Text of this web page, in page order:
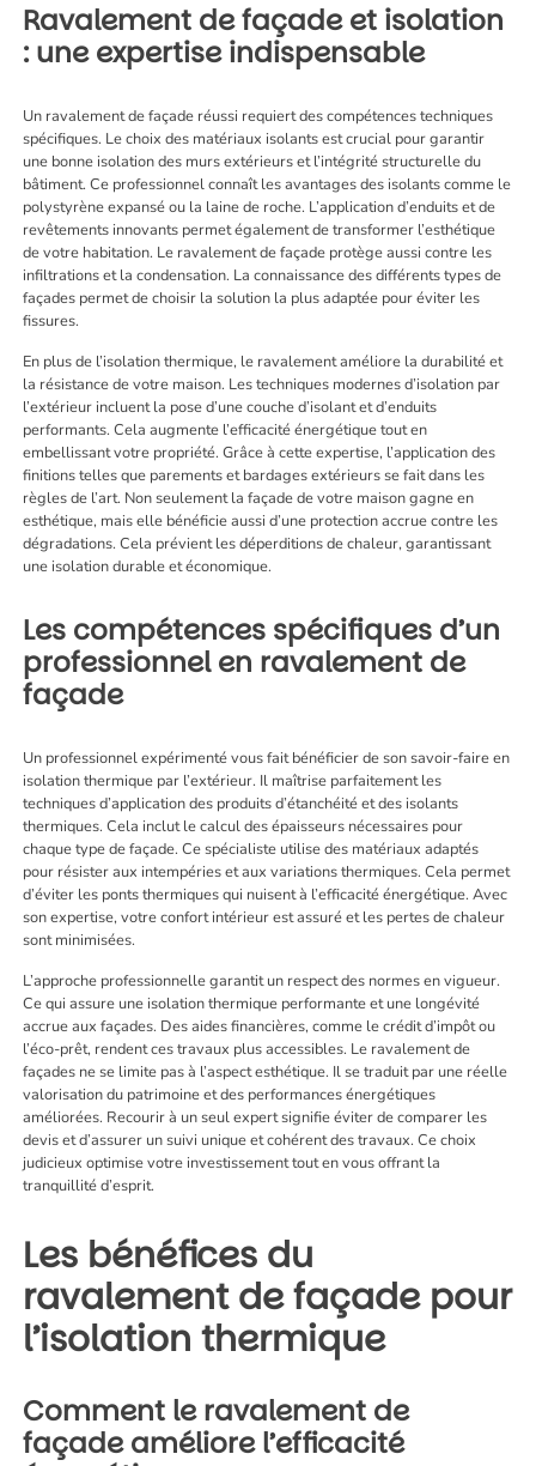
Ravalement de façade et isolation
: une expertise indispensable
Un ravalement de façade réussi requiert des compétences techniques
spécifiques. Le choix des matériaux isolants est crucial pour garantir
une bonne isolation des murs extérieurs et l’intégrité structurelle du
bâtiment. Ce professionnel connaît les avantages des isolants comme le
polystyrène expansé ou la laine de roche. L’application d’enduits et de
revêtements innovants permet également de transformer l’esthétique
de votre habitation. Le ravalement de façade protège aussi contre les
infiltrations et la condensation. La connaissance des différents types de
façades permet de choisir la solution la plus adaptée pour éviter les
fissures.
En plus de l’isolation thermique, le ravalement améliore la durabilité et
la résistance de votre maison. Les techniques modernes d’isolation par
l’extérieur incluent la pose d’une couche d’isolant et d’enduits
performants. Cela augmente l’efficacité énergétique tout en
embellissant votre propriété. Grâce à cette expertise, l’application des
finitions telles que parements et bardages extérieurs se fait dans les
règles de l’art. Non seulement la façade de votre maison gagne en
esthétique, mais elle bénéficie aussi d’une protection accrue contre les
dégradations. Cela prévient les déperditions de chaleur, garantissant
une isolation durable et économique.
Les compétences spécifiques d’un
professionnel en ravalement de
façade
Un professionnel expérimenté vous fait bénéficier de son savoir-faire en
isolation thermique par l’extérieur. Il maîtrise parfaitement les
techniques d’application des produits d’étanchéité et des isolants
thermiques. Cela inclut le calcul des épaisseurs nécessaires pour
chaque type de façade. Ce spécialiste utilise des matériaux adaptés
pour résister aux intempéries et aux variations thermiques. Cela permet
d’éviter les ponts thermiques qui nuisent à l’efficacité énergétique. Avec
son expertise, votre confort intérieur est assuré et les pertes de chaleur
sont minimisées.
L’approche professionnelle garantit un respect des normes en vigueur.
Ce qui assure une isolation thermique performante et une longévité
accrue aux façades. Des aides financières, comme le crédit d’impôt ou
l’éco-prêt, rendent ces travaux plus accessibles. Le ravalement de
façades ne se limite pas à l’aspect esthétique. Il se traduit par une réelle
valorisation du patrimoine et des performances énergétiques
améliorées. Recourir à un seul expert signifie éviter de comparer les
devis et d’assurer un suivi unique et cohérent des travaux. Ce choix
judicieux optimise votre investissement tout en vous offrant la
tranquillité d’esprit.
Les bénéfices du
ravalement de façade pour
l’isolation thermique
Comment le ravalement de
façade améliore l’efficacité